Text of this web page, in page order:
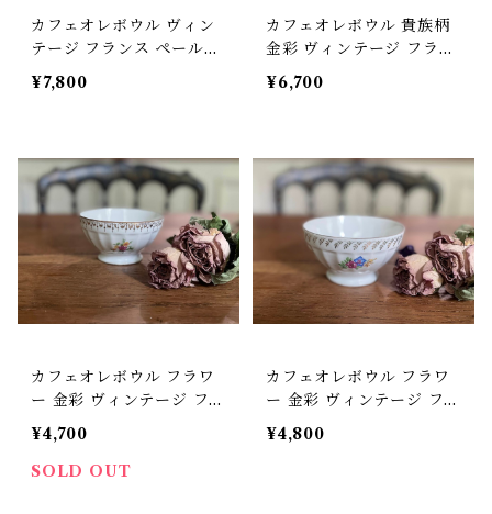
カフェオレボウル ヴィン
テージ フランス ペールグ
リーン【V-51】
¥7,800
カフェオレボウル 貴族柄
金彩 ヴィンテージ フラン
ス【V-49】
¥6,700
カフェオレボウル フラワ
ー 金彩 ヴィンテージ フラ
ンス【V-65】
¥4,700
SOLD OUT
カフェオレボウル フラワ
ー 金彩 ヴィンテージ フラ
ンス【V-63】
¥4,800